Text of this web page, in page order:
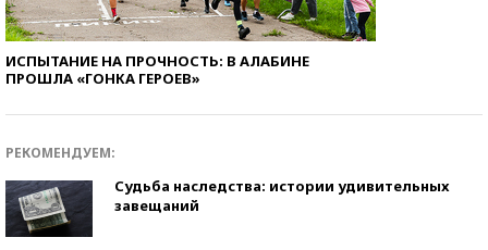
ИСПЫТАНИЕ НА ПРОЧНОСТЬ: В АЛАБИНЕ
ПРОШЛА «ГОНКА ГЕРОЕВ»
РЕКОМЕНДУЕМ:
Судьба наследства: истории удивительных
завещаний